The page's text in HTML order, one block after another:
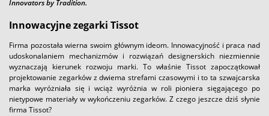
Innovators by Tradition.
Innowacyjne zegarki Tissot
Firma pozostała wierna swoim głównym ideom. Innowacyjność i praca nad
udoskonalaniem mechanizmów i rozwiązań designerskich niezmiennie
wyznaczają kierunek rozwoju marki. To właśnie Tissot zapoczątkował
projektowanie zegarków z dwiema strefami czasowymi i to ta szwajcarska
marka wyróżniała się i wciąż wyróżnia w roli pioniera sięgającego po
nietypowe materiały w wykończeniu zegarków. Z czego jeszcze dziś słynie
firma Tissot?